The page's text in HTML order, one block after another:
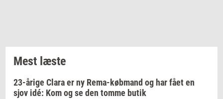
Mest læste
23-årige Clara er ny Rema-købmand og har fået en
sjov idé: Kom og se den tomme butik